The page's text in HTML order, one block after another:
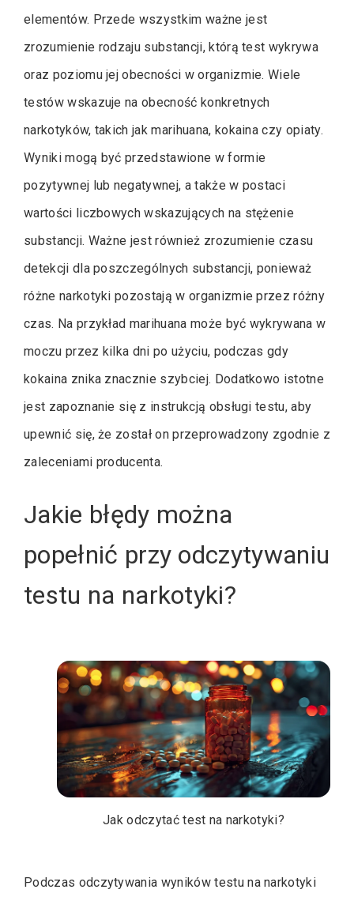
elementów. Przede wszystkim ważne jest
zrozumienie rodzaju substancji, którą test wykrywa
oraz poziomu jej obecności w organizmie. Wiele
testów wskazuje na obecność konkretnych
narkotyków, takich jak marihuana, kokaina czy opiaty.
Wyniki mogą być przedstawione w formie
pozytywnej lub negatywnej, a także w postaci
wartości liczbowych wskazujących na stężenie
substancji. Ważne jest również zrozumienie czasu
detekcji dla poszczególnych substancji, ponieważ
różne narkotyki pozostają w organizmie przez różny
czas. Na przykład marihuana może być wykrywana w
moczu przez kilka dni po użyciu, podczas gdy
kokaina znika znacznie szybciej. Dodatkowo istotne
jest zapoznanie się z instrukcją obsługi testu, aby
upewnić się, że został on przeprowadzony zgodnie z
zaleceniami producenta.
Jakie błędy można
popełnić przy odczytywaniu
testu na narkotyki?
Jak odczytać test na narkotyki?
Podczas odczytywania wyników testu na narkotyki